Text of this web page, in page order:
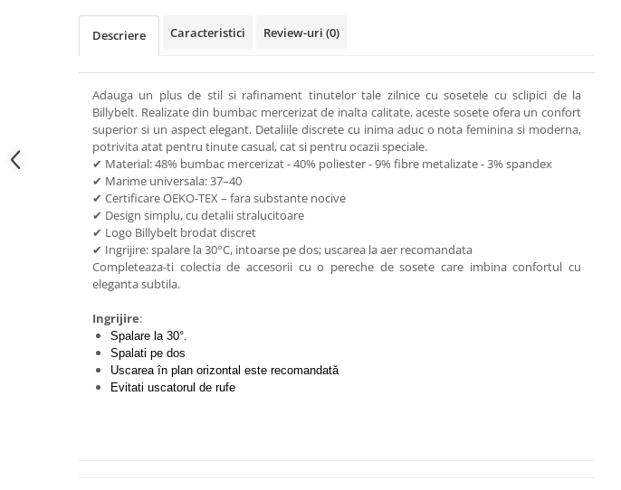
Descriere Caracteristici Review-uri (0)
Adauga un plus de stil si rafinament tinutelor tale zilnice cu sosetele cu sclipici de la
Billybelt. Realizate din bumbac mercerizat de inalta calitate, aceste sosete ofera un confort
superior si un aspect elegant. Detaliile discrete cu inima aduc o nota feminina si moderna,
potrivita atat pentru tinute casual, cat si pentru ocazii speciale.
✔ Material: 48% bumbac mercerizat - 40% poliester - 9% fibre metalizate - 3% spandex
✔ Marime universala: 37–40
✔ Certificare OEKO-TEX – fara substante nocive
✔ Design simplu, cu detalii stralucitoare
✔ Logo Billybelt brodat discret
✔ Ingrijire: spalare la 30°C, intoarse pe dos; uscarea la aer recomandata
Completeaza-ti colectia de accesorii cu o pereche de sosete care imbina confortul cu
eleganta subtila.
Ingrijire:
Spalare la 30°.
Spalati pe dos
Uscarea în plan orizontal este recomandată
Evitati uscatorul de rufe